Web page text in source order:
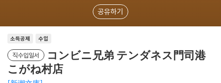
공유하기
소득공제 수입
직수입일서
コンビニ兄弟 テンダネス門司港
こがね村店